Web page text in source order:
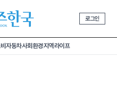
로그인
자동차사회환경지역라이프